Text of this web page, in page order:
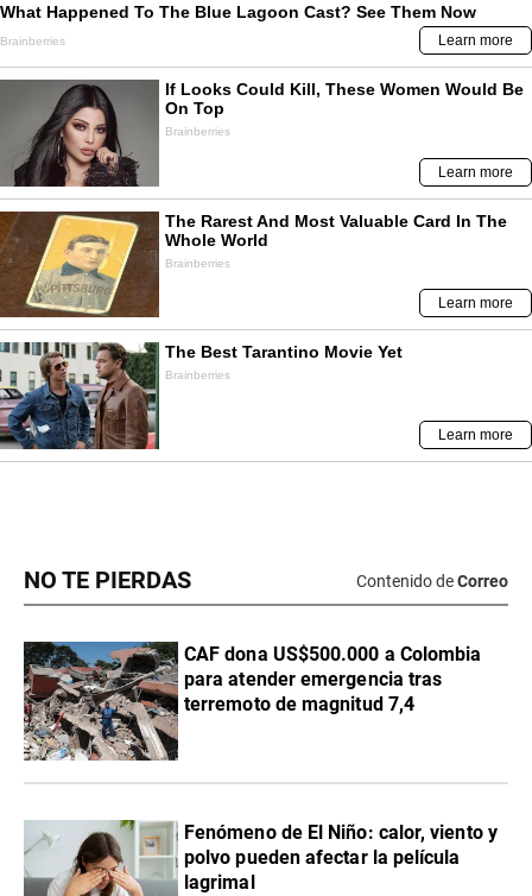
NO TE PIERDAS Contenido deCorreo
CAF dona US$500.000 a Colombia
para atender emergencia tras
terremoto de magnitud 7,4
Fenómeno de El Niño: calor, viento y
polvo pueden afectar la película
lagrimal